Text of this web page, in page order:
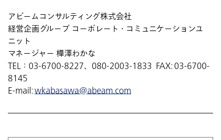
アビームコンサルティング株式会社
経営企画グループ コーポレート・コミュニケーションユ
ニット
マネージャー 樺澤わかな
TEL：03-6700-8227、080-2003-1833 FAX: 03-6700-
8145
E-mail:wkabasawa@abeam.com